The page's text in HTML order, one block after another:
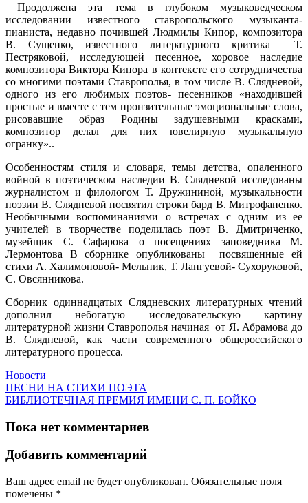
Продолжена эта тема в глубоком музыковедческом
исследовании известного ставропольского музыканта-
пианиста, недавно почившей Людмилы Кипор, композитора
В. Сущенко, известного литературного критика Т.
Пестряковой, исследующей песенное, хоровое наследие
композитора Виктора Кипора в контексте его сотрудничества
со многими поэтами Ставрополья, в том числе В. Слядневой,
одного из его любимых поэтов- песенников «находившей
простые и вместе с тем пронзительные эмоциональные слова,
рисовавшие образ Родины задушевными красками,
композитор делал для них ювелирную музыкальную
огранку»..
Особенностям стиля и словаря, темы детства, опаленного
войной в поэтическом наследии В. Слядневой исследованы
журналистом и филологом Т. Дружининой, музыкальности
поэзии В. Слядневой посвятил строки бард В. Митрофаненко.
Необычными воспоминаниями о встречах с одним из ее
учителей в творчестве поделилась поэт В. Дмитриченко,
музейщик С. Сафарова о посещениях заповедника М.
Лермонтова В сборнике опубликованы посвященные ей
стихи А. Халимоновой- Мельник, Т. Лангуевой- Сухоруковой,
С. Овсянникова.
Сборник одиннадцатых Слядневских литературных чтений
дополнил небогатую исследовательскую картину
литературной жизни Ставрополья начиная от Я. Абрамова до
В. Слядневой, как части современного общероссийского
литературного процесса.
Новости
ПЕСНИ НА СТИХИ ПОЭТА
БИБЛИОТЕЧНАЯ ПРЕМИЯ ИМЕНИ С. П. БОЙКО
Пока нет комментариев
Добавить комментарий
Ваш адрес email не будет опубликован. Обязательные поля
помечены *